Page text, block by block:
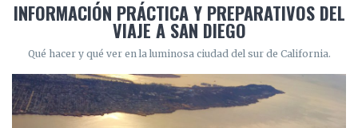
INFORMACIÓN PRÁCTICA Y PREPARATIVOS DEL
VIAJE A SAN DIEGO
Qué hacer y qué ver en la luminosa ciudad del sur de California.